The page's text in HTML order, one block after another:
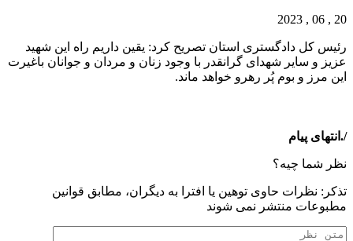
20 , 06 , 2023
رئیس کل دادگستری استان تصریح کرد: یقین داریم راه این شهید
عزیز و سایر شهدای گرانقدر با وجود زنان و مردان و جوانان باغیرت
این مرز و بوم پُر رهرو خواهد ماند.
/.انتهای پیام
نظر شما چیه؟
تذكر: نظرات حاوی توهين يا افترا به ديگران، مطابق قوانين
مطبوعات منتشر نمی شوند